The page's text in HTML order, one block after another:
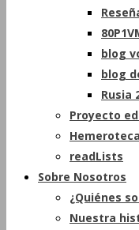
blog
blog
Rusia
Proyecto
Hemeroteca
readLists
Sobre Nosotros
¿Quiénes
Nuestra